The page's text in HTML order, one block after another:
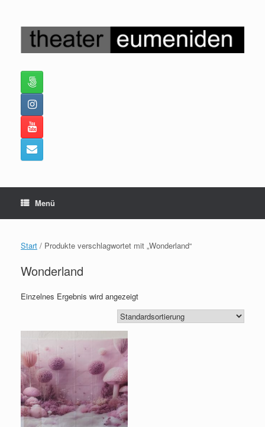
springen
Menü
Start / Produkte verschlagwortet mit „Wonderland“
Wonderland
Einzelnes Ergebnis wird angezeigt